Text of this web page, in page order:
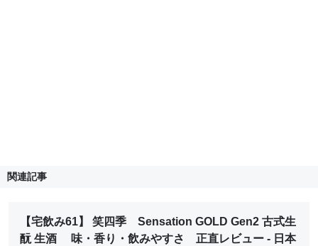
関連記事
【宅飲み61】 笑四季 Sensation GOLD Gen2 古式生
酛 生酒 味・香り・飲みやすさ 正直レビュー - 日本